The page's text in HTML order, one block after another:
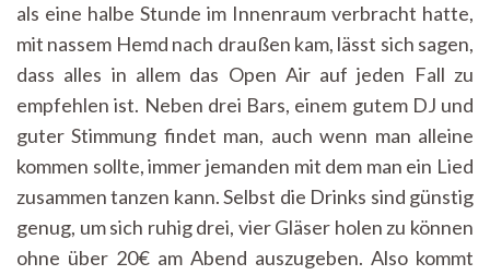
als eine halbe Stunde im Innenraum verbracht hatte,
mit nassem Hemd nach draußen kam, lässt sich sagen,
dass alles in allem das Open Air auf jeden Fall zu
empfehlen ist. Neben drei Bars, einem gutem DJ und
guter Stimmung findet man, auch wenn man alleine
kommen sollte, immer jemanden mit dem man ein Lied
zusammen tanzen kann. Selbst die Drinks sind günstig
genug, um sich ruhig drei, vier Gläser holen zu können
ohne über 20€ am Abend auszugeben. Also kommt